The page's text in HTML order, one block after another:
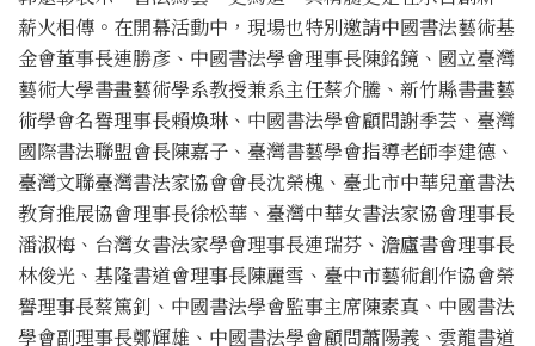
薪火相傳。在開幕活動中，現場也特別邀請中國書法藝術基
金會董事長連勝彥、中國書法學會理事長陳銘鏡、國立臺灣
藝術大學書畫藝術學系教授兼系主任蔡介騰、新竹縣書畫藝
術學會名譽理事長賴煥琳、中國書法學會顧問謝季芸、臺灣
國際書法聯盟會長陳嘉子、臺灣書藝學會指導老師李建德、
臺灣文聯臺灣書法家協會會長沈榮槐、臺北市中華兒童書法
教育推展協會理事長徐松華、臺灣中華女書法家協會理事長
潘淑梅、台灣女書法家學會理事長連瑞芬、澹廬書會理事長
林俊光、基隆書道會理事長陳麗雪、臺中市藝術創作協會榮
譽理事長蔡篤釗、中國書法學會監事主席陳素真、中國書法
學會副理事長鄭輝雄、中國書法學會顧問蕭陽義、雲龍書道